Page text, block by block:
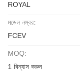
ROYAL
মডেল নম্বর:
FCEV
MOQ:
1 বিন্যাস করুন